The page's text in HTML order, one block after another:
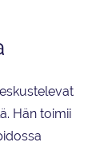
Hän toimii